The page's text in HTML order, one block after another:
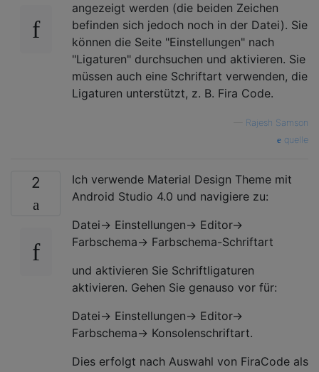
angezeigt werden (die beiden Zeichen
befinden sich jedoch noch in der Datei). Sie
können die Seite "Einstellungen" nach
"Ligaturen" durchsuchen und aktivieren. Sie
müssen auch eine Schriftart verwenden, die
Ligaturen unterstützt, z. B. Fira Code.
Rajesh Samson
quelle
2
Ich verwende Material Design Theme mit
Android Studio 4.0 und navigiere zu:
Datei-> Einstellungen-> Editor->
Farbschema-> Farbschema-Schriftart
und aktivieren Sie Schriftligaturen
aktivieren. Gehen Sie genauso vor für:
Datei-> Einstellungen-> Editor->
Farbschema-> Konsolenschriftart.
Dies erfolgt nach Auswahl von FiraCode als